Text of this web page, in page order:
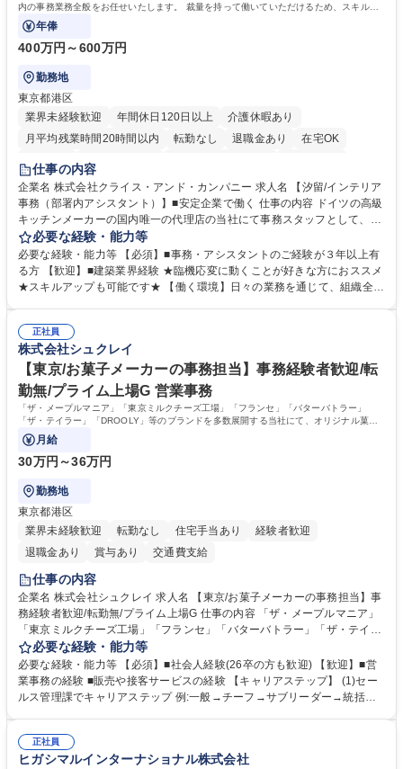
内の事務業務全般をお任せいたします。 裁量を持って働いていただけるため、スキルア
ップも可能です。
年俸
400万円～600万円
勤務地
東京都港区
業界未経験歓迎
年間休日120日以上
介護休暇あり
月平均残業時間20時間以内
転勤なし 退職金あり
在宅OK
育休あり
完全週休2日制
駅近5分以内
土日祝休み
仕事の内容
企業名 株式会社クライス・アンド・カンパニー 求人名 【汐留/インテリア
事務（部署内アシスタント）】■安定企業で働く 仕事の内容 ドイツの高級
キッチンメーカーの国内唯一の代理店の当社にて事務スタッフとして、部
署内の事務業務全般をお任せいたします。 裁量を持って働いていただける
ため、スキルアップも可能です。 【部署内の事務業務全般】 ■サンプルの
仕分け・整理 ■電話応対 ■書類作成（会議資料、お客様宛請求書、支払書
類を取りまとめて経理へ提出等） ■ショールームアテンド・運営・予約業
インテリア事務（部署内アシスタント）】■安定企業で働く
必要な経験・能力等
必要な経験・能力等 【必須】■事務・アシスタントのご経験が３年以上有
る方 【歓迎】■建築業界経験 ★臨機応変に動くことが好きな方におススメ
★スキルアップも可能です★ 【働く環境】日々の業務を通じて、組織全体
ームとの協力や新しいアイデアを活かす場もあり、やりがいを感じながら
働けます。 【歓迎】 ■インテリアの業界のご経験が有る方■PCの作業に慣
れている方 学歴・資格 学歴：大学院 大学 高専 短大 専修学校 語学力： 資
格：
正社員
株式会社シュクレイ
【東京/お菓子メーカーの事務担当】事務経験者歓迎/転
勤無/プライム上場G 営業事務
「ザ・メープルマニア」「東京ミルクチーズ工場」「フランセ」「バターバトラー」
「ザ・テイラー」「DROOLY」等のブランドを多数展開する当社にて、オリジナル菓子
ブランド商品の事務業務をお任せいたします。
月給
30万円～36万円
勤務地
東京都港区
業界未経験歓迎
転勤なし 住宅手当あり
経験者歓迎
退職金あり
賞与あり 交通費支給
仕事の内容
企業名 株式会社シュクレイ 求人名 【東京/お菓子メーカーの事務担当】事
務経験者歓迎/転勤無/プライム上場G 仕事の内容 「ザ・メープルマニア」
「東京ミルクチーズ工場」「フランセ」「バターバトラー」「ザ・テイラ
ー」「DROOLY」等のブランドを多数展開する当社にて、オリジナル菓子
ブランド商品の事務業務をお任せいたします。 【具体的な業務内容】 ■店
舗からの発注受付/PC入力業務 ■受電対応(社内/社外) ■商品のマスター登
録 ■日々の売上抽出・報告 ■提携企業への書類送付業務 ■契約書管理業務
必要な経験・能力等
必要な経験・能力等 【必須】■社会人経験(26卒の方も歓迎) 【歓迎】■営
業事務の経験 ■販売や接客サービスの経験 【キャリアステップ】 (1)セー
ルス管理課でキャリアステップ 例:一般→チーフ→サブリーダー→統括リ
や個別面談を通してご自身のキャリアと向き合っていただき、会社として
もバックアップしていきます。 学歴・資格 学歴：大学院 大学 高専 短大
正社員
ヒガシマルインターナショナル株式会社